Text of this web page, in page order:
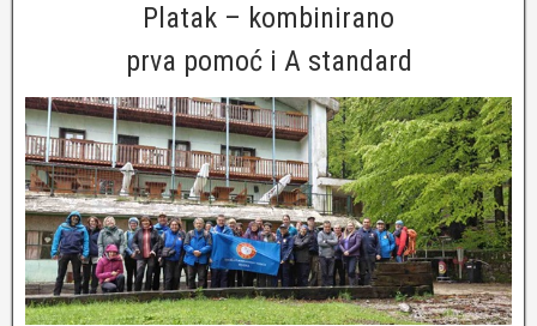
Platak – kombinirano
prva pomoć i A standard